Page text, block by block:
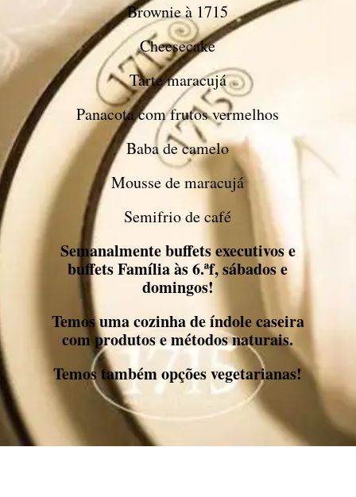
Brownie à 1715
Cheesecake
Tarte maracujá
Panacota com frutos vermelhos
Baba de camelo
Mousse de maracujá
Semifrio de café
Semanalmente buffets executivos e
buffets Família às 6.ªf, sábados e
domingos!
Temos uma cozinha de índole caseira
com produtos e métodos naturais.
Temos também opções vegetarianas!